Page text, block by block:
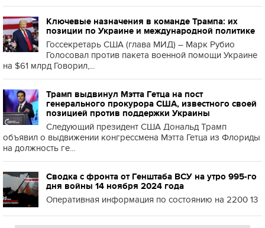
Ключевые назначения в команде Трампа: их
позиции по Украине и международной политике
Госсекретарь США (глава МИД) – Марк Рубио
Голосовал против пакета военной помощи Украине
на $61 млрд Говорил,...
Трамп выдвинул Мэтта Гетца на пост
генерального прокурора США, известного своей
позицией против поддержки Украины
Следующий президент США Дональд Трамп
объявил о выдвижении конгрессмена Мэтта Гетца из Флориды
на должность ге...
Сводка с фронта от Генштаба ВСУ на утро 995-го
дня войны 14 ноября 2024 года
Оперативная информация по состоянию на 2200 13